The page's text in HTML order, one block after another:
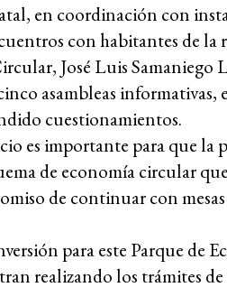
en coordinación con
con habitantes de
José Luis Samaniego
asambleas informativas,
cuestionamientos.
es importante para que
de economía circular
de continuar con
para este Parque de
realizando los trámites